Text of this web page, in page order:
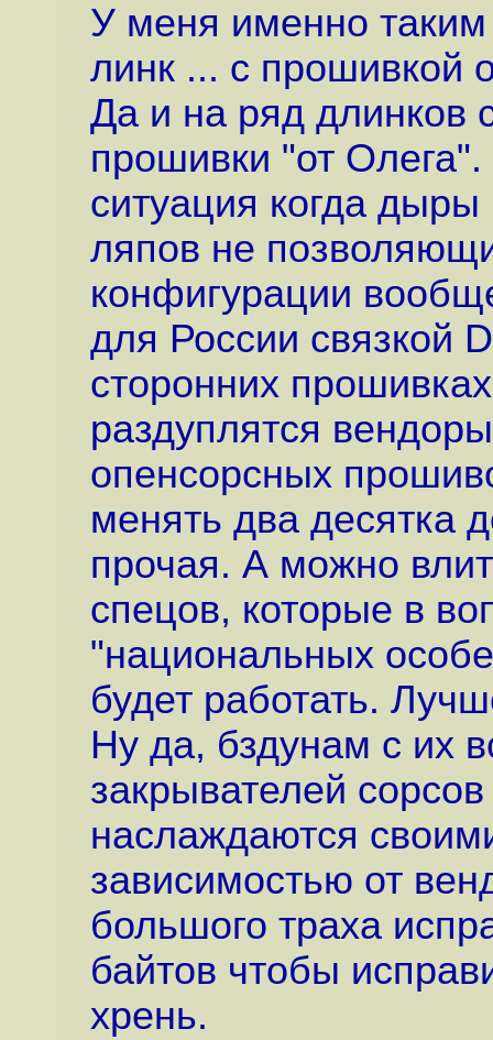
У меня именно
линк ... с прошивкой
Да и на ряд длинков
прошивки "от
ситуация когда
ляпов не
конфигурации
для России связкой
сторонних
раздуплятся
опенсорсных
менять два десятка
прочая. А можно
спецов, которые в
"национальных
будет работать.
Ну да, бздунам с их
закрывателей
наслаждаются
зависимостью от
большого траха
байтов чтобы
хрень.